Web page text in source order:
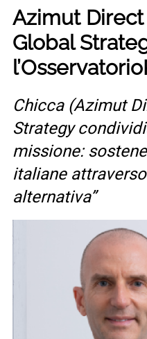
Azimut
Global
Chicca (Azimut
Strategy
missione:
italiane
alternativa”